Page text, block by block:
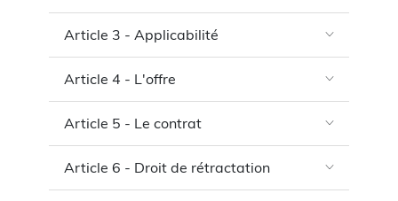
Article 3 - Applicabilité
Article 4 - L'offre
Article 5 - Le contrat
Article 6 - Droit de rétractation